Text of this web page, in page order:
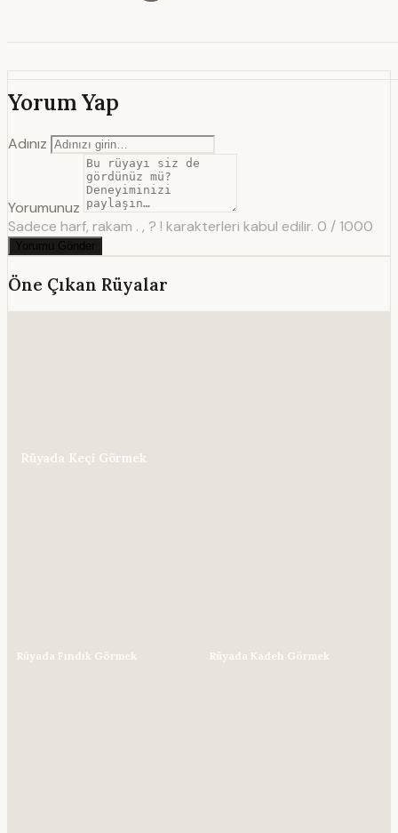
Yorum Yap
Adınız
Yorumunuz
Sadece harf, rakam . , ? ! karakterleri kabul edilir. 0 / 1000
Yorumu Gönder
Öne Çıkan Rüyalar
Rüyada Keçi Görmek
Rüyada Fındık Görmek Rüyada Kadeh Görmek